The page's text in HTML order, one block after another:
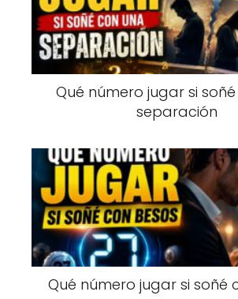
Qué número jugar si
separación
Qué número jugar si soñé